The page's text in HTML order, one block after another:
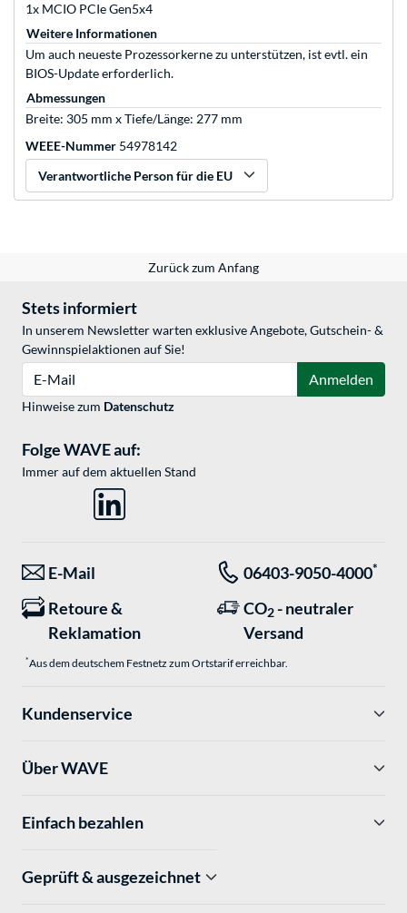
1x MCIO PCIe Gen5x4
Weitere Informationen
Um auch neueste Prozessorkerne zu unterstützen, ist evtl. ein
BIOS-Update erforderlich.
Abmessungen
Breite: 305 mm x Tiefe/Länge: 277 mm
WEEE-Nummer 54978142
Verantwortliche Person für die EU
Zurück zum Anfang
Stets informiert
In unserem Newsletter warten exklusive Angebote, Gutschein- &
Gewinnspielaktionen auf Sie!
Anmelden
Hinweise zum Datenschutz
Folge WAVE auf:
Immer auf dem aktuellen Stand
E-Mail 06403-9050-4000*
Retoure &
Reklamation
CO2 - neutraler
Versand
*Aus dem deutschem Festnetz zum Ortstarif erreichbar.
Kundenservice
Über WAVE
Einfach bezahlen
Geprüft & ausgezeichnet